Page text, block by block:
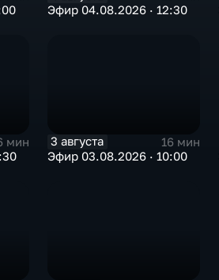
Эфир 04.08.2026 · 12:30
мин
3 августа
16 мин
Эфир 03.08.2026 · 10:00